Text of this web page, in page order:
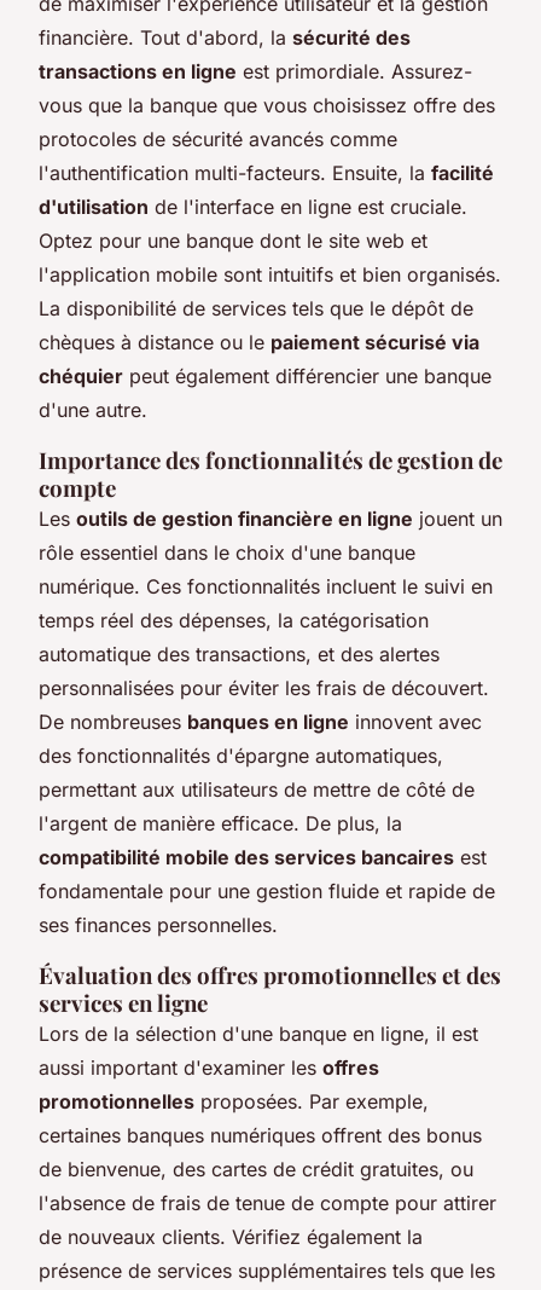
financière. Tout d'abord, la sécurité des
transactions en ligne est primordiale. Assurez-
vous que la banque que vous choisissez offre des
protocoles de sécurité avancés comme
l'authentification multi-facteurs. Ensuite, la facilité
d'utilisation de l'interface en ligne est cruciale.
Optez pour une banque dont le site web et
l'application mobile sont intuitifs et bien organisés.
La disponibilité de services tels que le dépôt de
chèques à distance ou le paiement sécurisé via
chéquier peut également différencier une banque
d'une autre.
Importance des fonctionnalités de gestion de
compte
Les outils de gestion financière en ligne jouent un
rôle essentiel dans le choix d'une banque
numérique. Ces fonctionnalités incluent le suivi en
temps réel des dépenses, la catégorisation
automatique des transactions, et des alertes
personnalisées pour éviter les frais de découvert.
De nombreuses banques en ligne innovent avec
des fonctionnalités d'épargne automatiques,
permettant aux utilisateurs de mettre de côté de
l'argent de manière efficace. De plus, la
compatibilité mobile des services bancaires est
fondamentale pour une gestion fluide et rapide de
ses finances personnelles.
Évaluation des offres promotionnelles et des
services en ligne
Lors de la sélection d'une banque en ligne, il est
aussi important d'examiner les offres
promotionnelles proposées. Par exemple,
certaines banques numériques offrent des bonus
de bienvenue, des cartes de crédit gratuites, ou
l'absence de frais de tenue de compte pour attirer
de nouveaux clients. Vérifiez également la
présence de services supplémentaires tels que les